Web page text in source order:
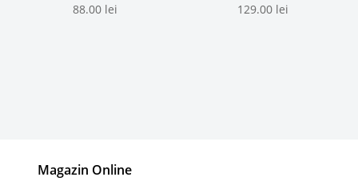
88.00 lei 129.00 lei
Magazin Online